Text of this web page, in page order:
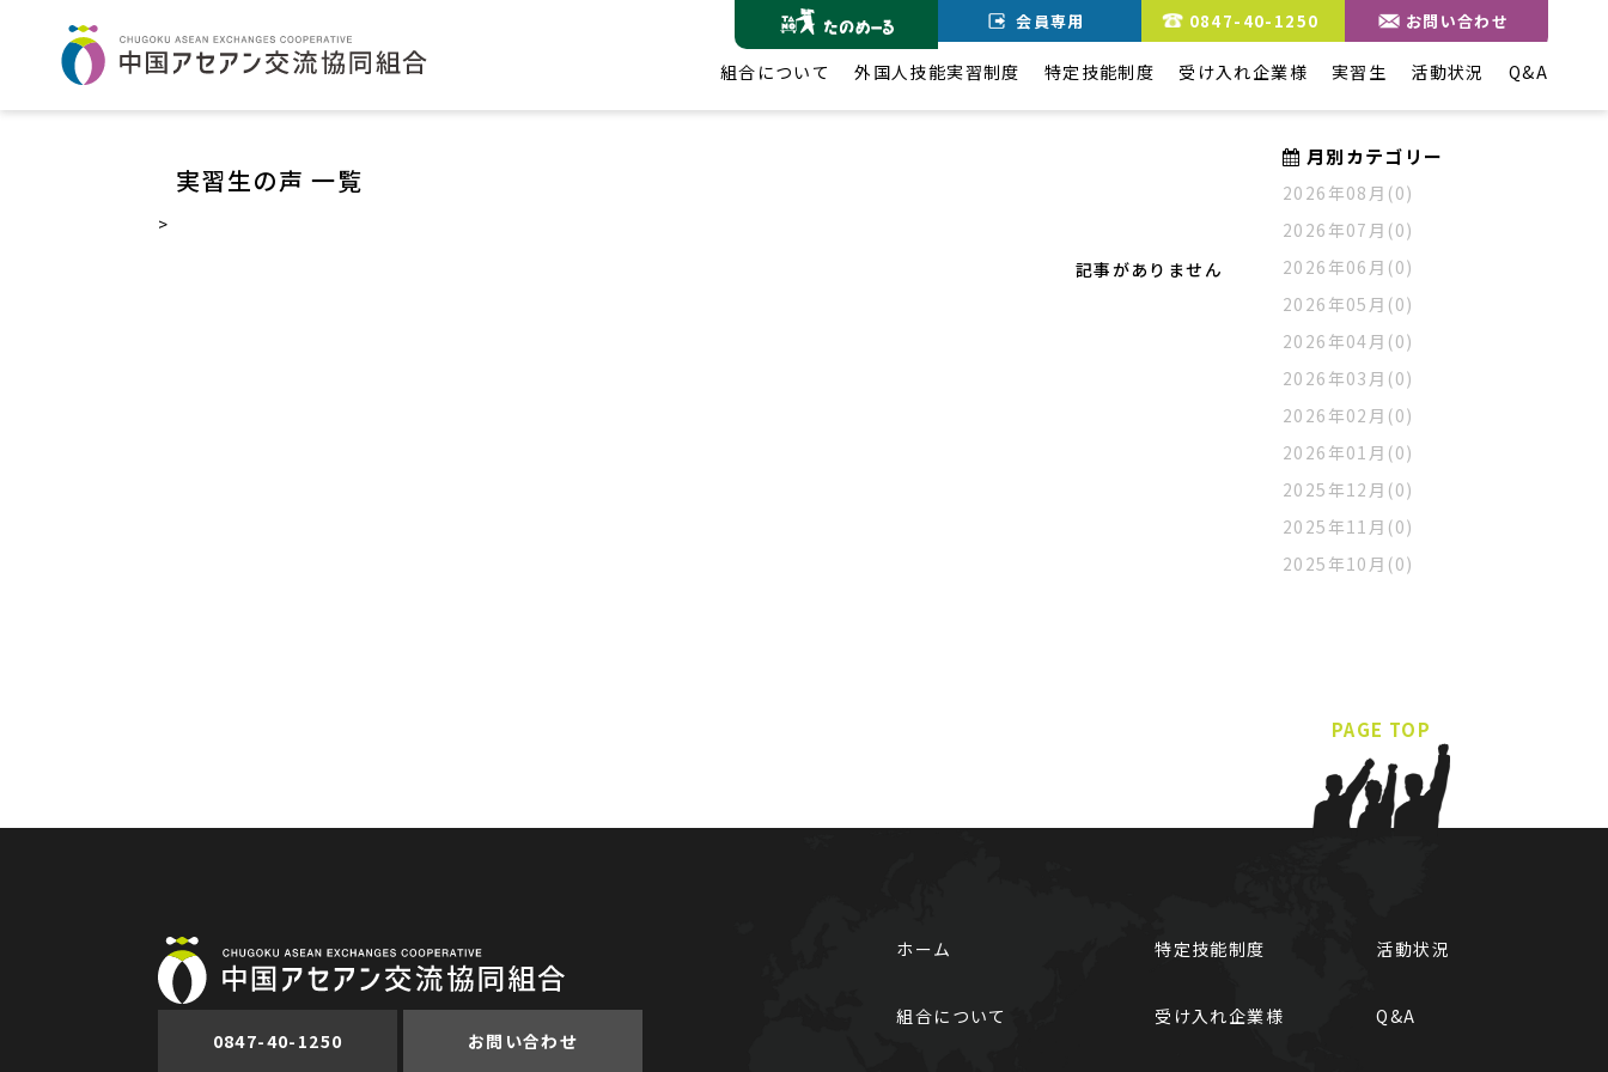
組合について 外国人技能実習制度 特定技能制度 受け入れ企業様 実習生 活動状況 Q&A
会員専用 0847-40-1250 お問い合わせ
実習生の声 一覧
>
記事がありません
月別カテゴリー
2026年08月(0)
2026年07月(0)
2026年06月(0)
2026年05月(0)
2026年04月(0)
2026年03月(0)
2026年02月(0)
2026年01月(0)
2025年12月(0)
2025年11月(0)
2025年10月(0)
0847-40-1250 お問い合わせ
ホーム
組合について
特定技能制度
受け入れ企業様
活動状況
Q&A
PAGE TOP